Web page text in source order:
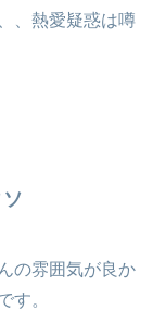
、熱愛疑惑は噂
の雰囲気が良か
す。